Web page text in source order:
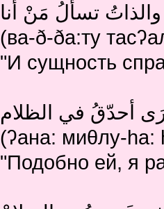
والذاتُ تسألُ مَنْ أنا
(ва-ð-ðа:ту
"И сущность
أحدّقُ في الظلام
(ʔана: миθлу-hа:
"Подобно ей, я